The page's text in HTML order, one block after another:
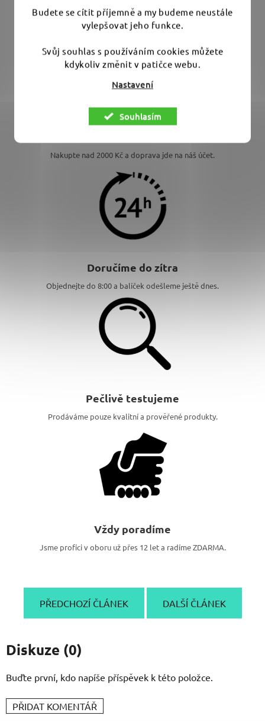
Budete se cítit příjemně a my budeme neustále
vylepšovat jeho funkce.
Svůj souhlas s používáním cookies můžete
kdykoliv změnit v patičce webu.
Nastavení
Souhlasím
Nakupte nad 2000 Kč a doprava jde na náš účet.
Doručíme do zítra
Objednejte do 8:00 a balíček odešleme ještě dnes.
Pečlivě testujeme
Prodáváme pouze kvalitní a prověřené produkty.
Vždy poradíme
Jsme profíci v oboru už přes 12 let a radíme ZDARMA.
PŘEDCHOZÍ ČLÁNEK DALŠÍ ČLÁNEK
Diskuze (0)
Buďte první, kdo napíše příspěvek k této položce.
PŘIDAT KOMENTÁŘ